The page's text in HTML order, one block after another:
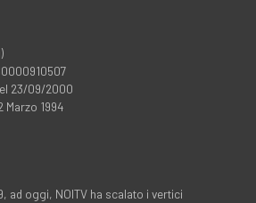
23/09/2000
Marzo 1994
ad oggi, NOITV ha scalato i vertici